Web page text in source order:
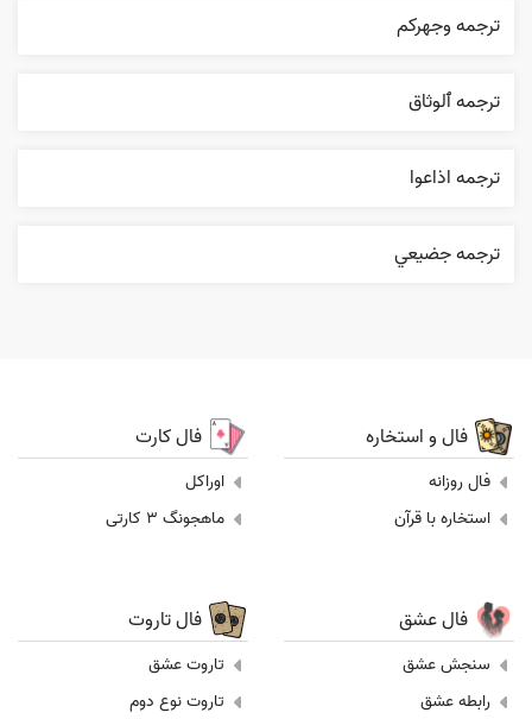
ترجمه وجهرکم
ترجمه ٱلوثاق
ترجمه اذاعوا
ترجمه جضيعي
فال و استخاره
فال روزانه
استخاره با قرآن
فال کارت
اوراکل
ماهجونگ 3 کارتی
فال عشق
سنجش عشق
رابطه عشق
فال تاروت
تاروت عشق
تاروت نوع دوم